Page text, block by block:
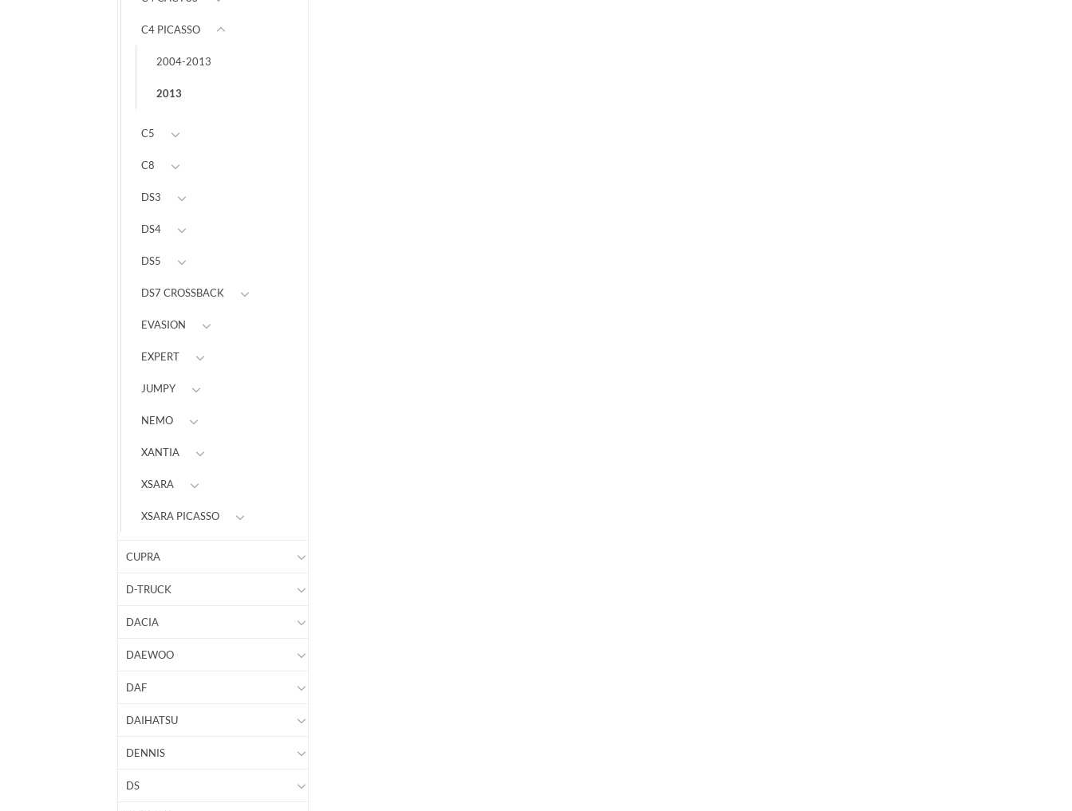
C4 PICASSO
2004-2013
2013
C5
C8
DS3
DS4
DS5
DS7 CROSSBACK
EVASION
EXPERT
JUMPY
NEMO
XANTIA
XSARA
XSARA PICASSO
CUPRA
D-TRUCK
DACIA
DAEWOO
DAF
DAIHATSU
DENNIS
DS